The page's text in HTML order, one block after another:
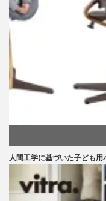
ピ
人間工学に基づいた子ども